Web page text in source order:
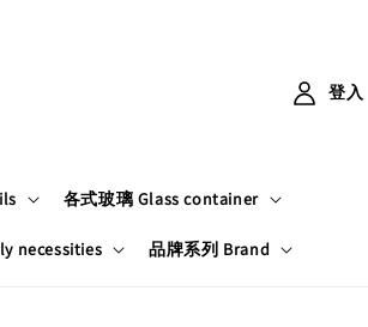
各式玻璃 Glass container
necessities 品牌系列 Brand
登入